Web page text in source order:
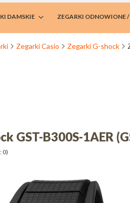
DAMSKIE ZEGARKI ODNOWIONE
Zegarki Casio Zegarki G-shock
GST-B300S-1AER
0)